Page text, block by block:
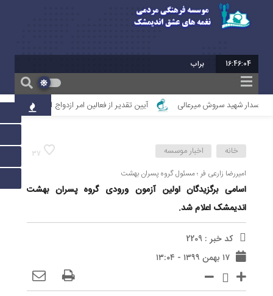
16:46:04 برابر با : 24 - صفر - 1448
شهید سروش میرعالی آیین تقدیر از فعالین امر ازدواج استان خوزستان
37 خانه اخبار موسسه
امیررضا زارعی فر ؛ مسئول گروه پسران بهشت
اسامی برگزیدگان اولین آزمون ورودی گروه پسران بهشت
اندیمشک اعلام شد.
کد خبر : 2209
۱۷ بهمن ۱۳۹۹ - ۱۳:۰۴